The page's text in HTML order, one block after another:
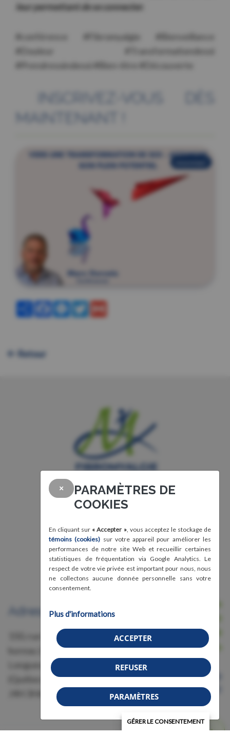
leur permettant de se connecter.
#conférence #Fibromyalgie #Bienveillance
#Douleur #Transformationdesoi
#Prendresoindesoi #Bien-être #Découverte
INSCRIVEZ-VOUS DÈS
MAINTENANT !
PartagerFacebookMessenger
Twitter
Retour
Adresse
150, rue Grant,
Longueuil
Avis légal, conditions d'utilisation et
confidentialité
Crédits
Organisme de bienfaisance
Numéro 87583011RR0001
×
PARAMÈTRES DE
COOKIES
En cliquant sur « Accepter », vous acceptez le stockage de
témoins (cookies) sur votre appareil pour améliorer les
performances de notre site Web et recueillir certaines
statistiques de fréquentation via Google Analytics. Le
respect de votre vie privée est important pour nous, nous
ne collectons aucune donnée personnelle sans votre
consentement.
Plus d'informations
ACCEPTER
REFUSER
PARAMÈTRES
GÉRER LE CONSENTEMENT